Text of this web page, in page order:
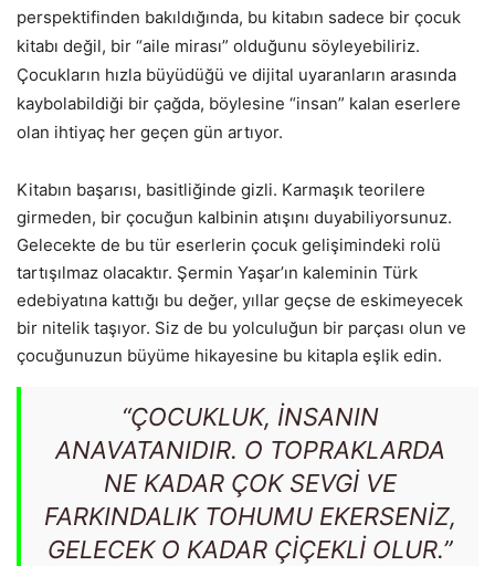
perspektifinden bakıldığında, bu kitabın sadece bir çocuk
kitabı değil, bir “aile mirası” olduğunu söyleyebiliriz.
Çocukların hızla büyüdüğü ve dijital uyaranların arasında
kaybolabildiği bir çağda, böylesine “insan” kalan eserlere
olan ihtiyaç her geçen gün artıyor.
Kitabın başarısı, basitliğinde gizli. Karmaşık teorilere
girmeden, bir çocuğun kalbinin atışını duyabiliyorsunuz.
Gelecekte de bu tür eserlerin çocuk gelişimindeki rolü
tartışılmaz olacaktır. Şermin Yaşar’ın kaleminin Türk
edebiyatına kattığı bu değer, yıllar geçse de eskimeyecek
bir nitelik taşıyor. Siz de bu yolculuğun bir parçası olun ve
çocuğunuzun büyüme hikayesine bu kitapla eşlik edin.
“ÇOCUKLUK, INSANIN
ANAVATANIDIR. O TOPRAKLARDA
NE KADAR ÇOK SEVGI VE
FARKINDALIK TOHUMU EKERSENIZ,
GELECEK O KADAR ÇIÇEKLI OLUR.”